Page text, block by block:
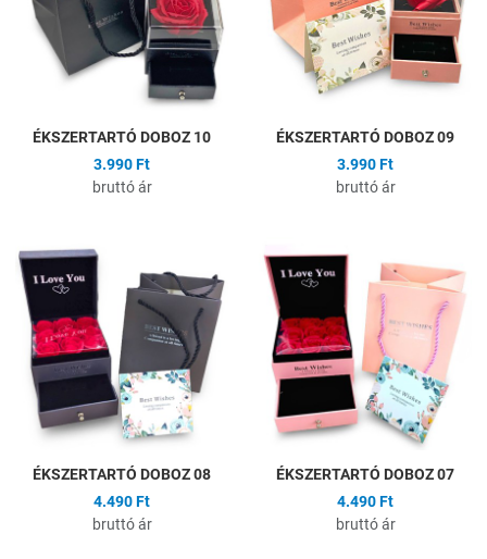
Gyors nézet
ÉKSZERTARTÓ DOBOZ 10
3.990 Ft
bruttó ár
ÉKSZERTARTÓ DOBOZ 09
3.990 Ft
bruttó ár
Hozzáadás a kívánságlistához
Összehasonlítás
Gyors nézet
ÉKSZERTARTÓ DOBOZ 08
4.490 Ft
bruttó ár
ÉKSZERTARTÓ DOBOZ 07
4.490 Ft
bruttó ár